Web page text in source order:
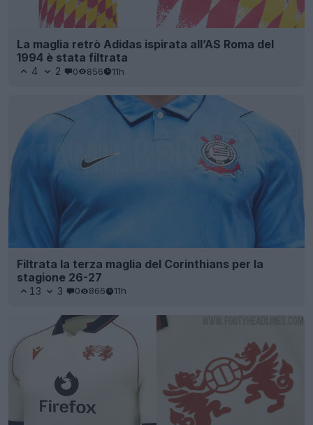
La maglia retrò Adidas ispirata all’AS Roma del
1994 è stata filtrata
4 2 0 856 11h
Filtrata la terza maglia del Corinthians per la
stagione 26-27
13 3 0 866 11h